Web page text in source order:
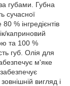
губами. Губна
сучасної
% інгредієнтів
каприновий
та 100 %
губ. Олія для
м'яке
вигляд і